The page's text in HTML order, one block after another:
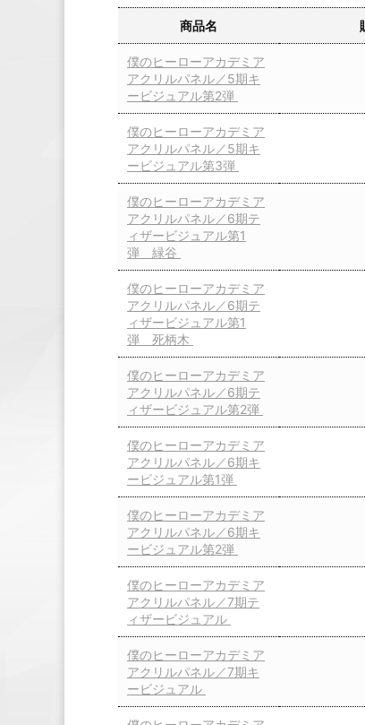
商品名
僕のヒーローアカデミア
アクリルパネル／5期キ
ービジュアル第2弾
僕のヒーローアカデミア
アクリルパネル／5期キ
ービジュアル第3弾
僕のヒーローアカデミア
アクリルパネル／6期テ
ィザービジュアル第1
弾 緑谷
僕のヒーローアカデミア
アクリルパネル／6期テ
ィザービジュアル第1
弾 死柄木
僕のヒーローアカデミア
アクリルパネル／6期テ
ィザービジュアル第2弾
僕のヒーローアカデミア
アクリルパネル／6期キ
ービジュアル第1弾
僕のヒーローアカデミア
アクリルパネル／6期キ
ービジュアル第2弾
僕のヒーローアカデミア
アクリルパネル／7期テ
ィザービジュアル
僕のヒーローアカデミア
アクリルパネル／7期キ
ービジュアル